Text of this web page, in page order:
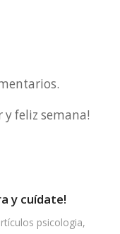
y feliz semana!
y cuídate!
psicologia,